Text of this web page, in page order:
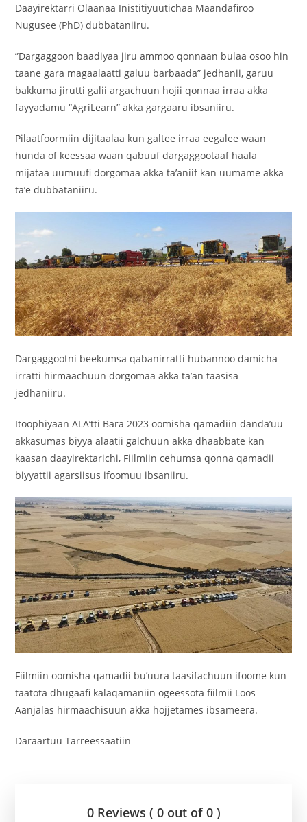
Daayirektarri Olaanaa Inistitiyuutichaa Maandafiroo
Nugusee (PhD) dubbataniiru.
‎”Dargaggoon baadiyaa jiru ammoo qonnaan bulaa osoo hin
taane gara magaalaatti galuu barbaada” jedhanii, garuu
bakkuma jirutti galii argachuun hojii qonnaa irraa akka
fayyadamu “AgriLearn” akka gargaaru ibsaniiru.
‎Pilaatfoormiin dijitaalaa kun galtee irraa eegalee waan
hunda of keessaa waan qabuuf dargaggootaaf haala
mijataa uumuufi dorgomaa akka ta’aniif kan uumame akka
ta’e dubbataniiru.
‎Dargaggootni beekumsa qabanirratti hubannoo damicha
irratti hirmaachuun dorgomaa akka ta’an taasisa
jedhaniiru.
‎Itoophiyaan ALA’tti Bara 2023 oomisha qamadiin danda’uu
akkasumas biyya alaatii galchuun akka dhaabbate kan
kaasan daayirektarichi, Fiilmiin cehumsa qonna qamadii
biyyattii agarsiisus ifoomuu ibsaniiru.
‎Fiilmiin oomisha qamadii bu’uura taasifachuun ifoome kun
taatota dhugaafi kalaqamaniin ogeessota fiilmii Loos
Aanjalas hirmaachisuun akka hojjetames ibsameera.
‎Daraartuu Tarreessaatiin
0 Reviews ( 0 out of 0 )